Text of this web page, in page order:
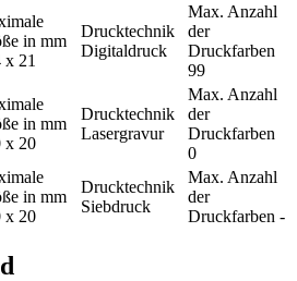
in mm
x 21
Drucktechnik
Digitaldruck
Max. Anzahl
der
Druckfarben
99
in mm
x 20
Drucktechnik
Lasergravur
Max. Anzahl
der
Druckfarben
0
in mm
x 20
Drucktechnik
Siebdruck
Max. Anzahl
der
Druckfarben -